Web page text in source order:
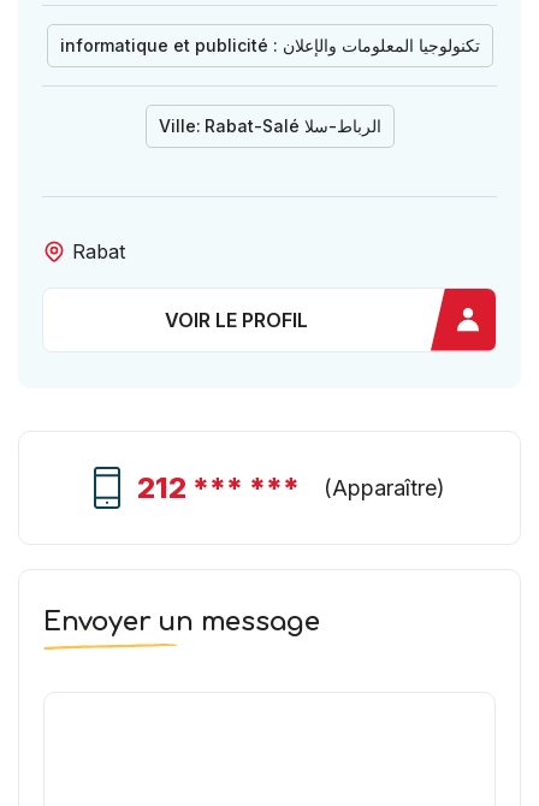
informatique et publicité : تكنولوجيا المعلومات والإعلان
Ville: Rabat-Salé الرباط-سلا
Rabat
VOIR LE PROFIL
212 *** *** (Apparaître)
Envoyer un message